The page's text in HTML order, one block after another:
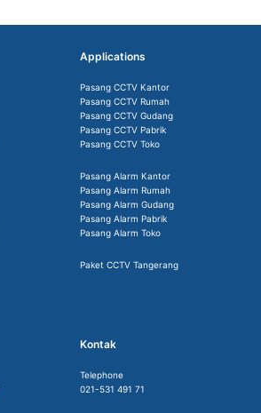
Applications
Pasang CCTV Kantor
Pasang CCTV Rumah
Pasang CCTV Gudang
Pasang CCTV Pabrik
Pasang CCTV Toko
Pasang Alarm Kantor
Pasang Alarm Rumah
Pasang Alarm Gudang
Pasang Alarm Pabrik
Pasang Alarm Toko
Paket CCTV Tangerang
Kontak
Telephone
021-531 491 71